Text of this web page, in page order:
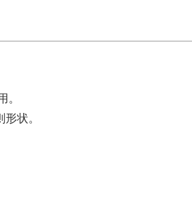
。
状。